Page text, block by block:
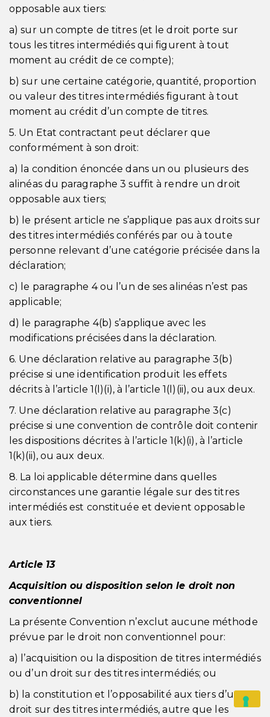
opposable aux tiers:
a) sur un compte de titres (et le droit porte sur
tous les titres intermédiés qui figurent à tout
moment au crédit de ce compte);
b) sur une certaine catégorie, quantité, proportion
ou valeur des titres intermédiés figurant à tout
moment au crédit d’un compte de titres.
5. Un Etat contractant peut déclarer que
conformément à son droit:
a) la condition énoncée dans un ou plusieurs des
alinéas du paragraphe 3 suffit à rendre un droit
opposable aux tiers;
b) le présent article ne s’applique pas aux droits sur
des titres intermédiés conférés par ou à toute
personne relevant d’une catégorie précisée dans la
déclaration;
c) le paragraphe 4 ou l’un de ses alinéas n’est pas
applicable;
d) le paragraphe 4(b) s’applique avec les
modifications précisées dans la déclaration.
6. Une déclaration relative au paragraphe 3(b)
précise si une identification produit les effets
décrits à l’article 1(l)(i), à l’article 1(l)(ii), ou aux deux.
7. Une déclaration relative au paragraphe 3(c)
précise si une convention de contrôle doit contenir
les dispositions décrites à l’article 1(k)(i), à l’article
1(k)(ii), ou aux deux.
8. La loi applicable détermine dans quelles
circonstances une garantie légale sur des titres
intermédiés est constituée et devient opposable
aux tiers.
Article 13
Acquisition ou disposition selon le droit non
conventionnel
La présente Convention n’exclut aucune méthode
prévue par le droit non conventionnel pour:
a) l’acquisition ou la disposition de titres intermédiés
ou d’un droit sur des titres intermédiés; ou
b) la constitution et l’opposabilité aux tiers d’un
droit sur des titres intermédiés, autre que les